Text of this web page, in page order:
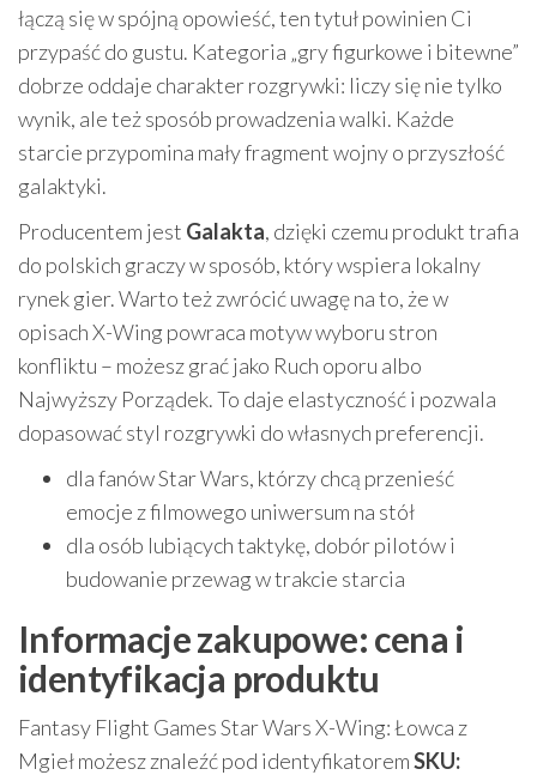
łączą się w spójną opowieść, ten tytuł powinien Ci
przypaść do gustu. Kategoria „gry figurkowe i bitewne”
dobrze oddaje charakter rozgrywki: liczy się nie tylko
wynik, ale też sposób prowadzenia walki. Każde
starcie przypomina mały fragment wojny o przyszłość
galaktyki.
Producentem jest Galakta, dzięki czemu produkt trafia
do polskich graczy w sposób, który wspiera lokalny
rynek gier. Warto też zwrócić uwagę na to, że w
opisach X-Wing powraca motyw wyboru stron
konfliktu – możesz grać jako Ruch oporu albo
Najwyższy Porządek. To daje elastyczność i pozwala
dopasować styl rozgrywki do własnych preferencji.
dla fanów Star Wars, którzy chcą przenieść
emocje z filmowego uniwersum na stół
dla osób lubiących taktykę, dobór pilotów i
budowanie przewag w trakcie starcia
Informacje zakupowe: cena i
identyfikacja produktu
Fantasy Flight Games Star Wars X-Wing: Łowca z
Mgieł możesz znaleźć pod identyfikatoremSKU: